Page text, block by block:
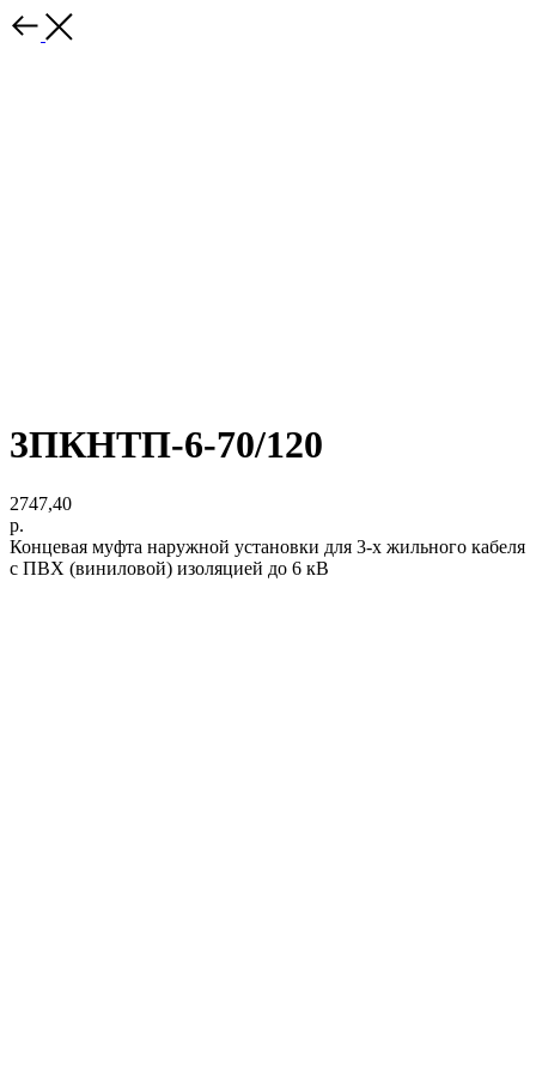
3ПКНТП-6-70/120
2747,40
р.
Концевая муфта наружной установки для 3-х жильного кабеля
с ПВХ (виниловой) изоляцией до 6 кВ